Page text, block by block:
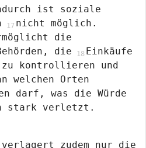
ist soziale
nicht möglich.
die
die
Einkäufe
zu kontrollieren und
welchen Orten
darf, was die Würde
stark verletzt.
zudem nur die